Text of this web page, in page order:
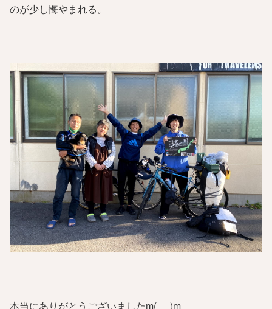
のが少し悔やまれる。
本当にありがとうございましたm(_ _)m